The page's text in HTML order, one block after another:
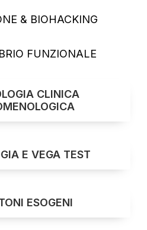
& BIOHACKING
FUNZIONALE
CLINICA
E VEGA TEST
ESOGENI